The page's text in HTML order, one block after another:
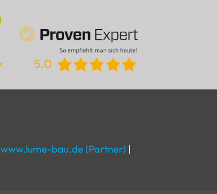
www.lume-bau.de (Partner) |